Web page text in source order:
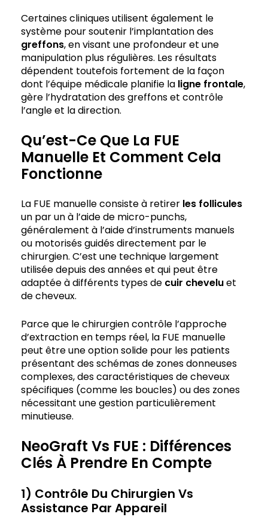
Certaines cliniques utilisent également le
système pour soutenir l’implantation des
greffons, en visant une profondeur et une
manipulation plus régulières. Les résultats
dépendent toutefois fortement de la façon
dont l’équipe médicale planifie la ligne frontale,
gère l’hydratation des greffons et contrôle
l’angle et la direction.
Qu’est-Ce Que La FUE
Manuelle Et Comment Cela
Fonctionne
La FUE manuelle consiste à retirer les follicules
un par un à l’aide de micro-punchs,
généralement à l’aide d’instruments manuels
ou motorisés guidés directement par le
chirurgien. C’est une technique largement
utilisée depuis des années et qui peut être
adaptée à différents types de cuir cheveluet
de cheveux.
Parce que le chirurgien contrôle l’approche
d’extraction en temps réel, la FUE manuelle
peut être une option solide pour les patients
présentant des schémas de zones donneuses
complexes, des caractéristiques de cheveux
spécifiques (comme les boucles) ou des zones
nécessitant une gestion particulièrement
minutieuse.
NeoGraft Vs FUE : Différences
Clés À Prendre En Compte
1) Contrôle Du Chirurgien Vs
Assistance Par Appareil